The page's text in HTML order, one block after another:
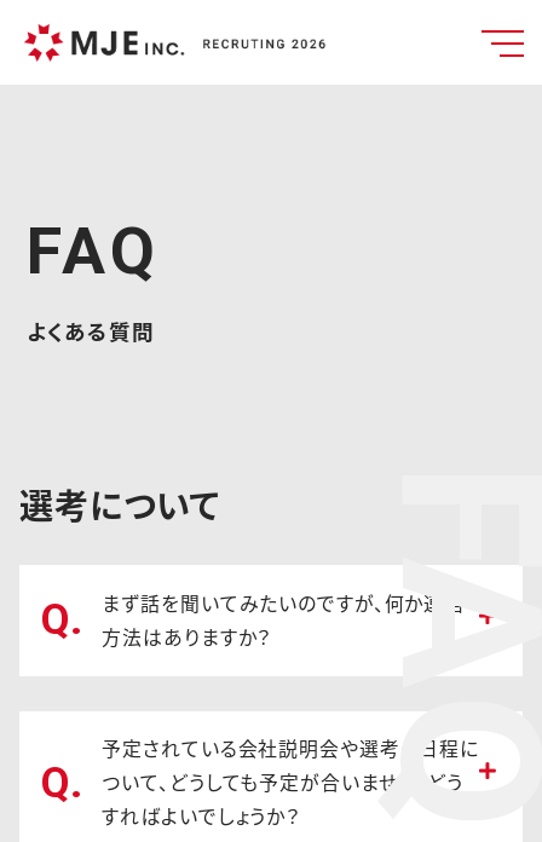
FAQ
よくある質問
選考について
Q.
まず話を聞いてみたいのですが、何か連絡
方法はありますか？
Q.
予定されている会社説明会や選考の日程に
ついて、どうしても予定が合いません。どう
すればよいでしょうか？